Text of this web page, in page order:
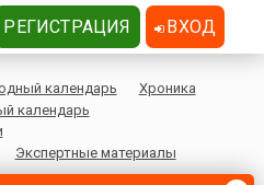
календарь
Хроника
календарь
Экспертные материалы
РЕГИСТРАЦИЯ ВХОД